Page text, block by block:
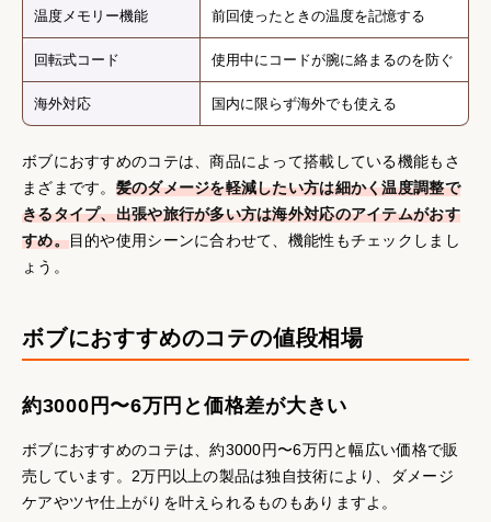
温度メモリー機能 前回使ったときの温度を記憶する
回転式コード 使用中にコードが腕に絡まるのを防ぐ
海外対応 国内に限らず海外でも使える
ボブにおすすめのコテは、商品によって搭載している機能もさ
まざまです。 髪のダメージを軽減したい方は細かく温度調整で
きるタイプ、出張や旅行が多い方は海外対応のアイテムがおす
すめ。目的や使用シーンに合わせて、機能性もチェックしまし
ょう。
ボブにおすすめのコテの値段相場
約3000円〜6万円と価格差が大きい
ボブにおすすめのコテは、約3000円〜6万円と幅広い価格で販
売しています。2万円以上の製品は独自技術により、ダメージ
ケアやツヤ仕上がりを叶えられるものもありますよ。